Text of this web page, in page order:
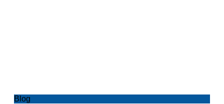
Blog